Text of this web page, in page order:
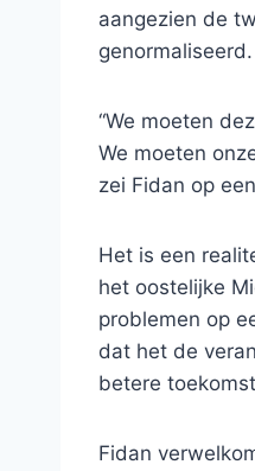
aangezien de
genormaliseerd.
“We moeten
We moeten
zei Fidan op
Het is een
het oostelijke
problemen op
dat het de
betere
Fidan